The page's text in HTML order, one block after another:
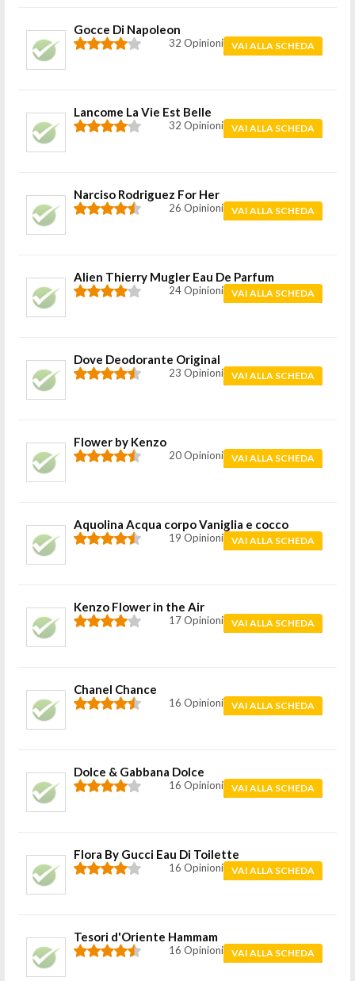
Gocce Di Napoleon
32 Opinioni VAI ALLA SCHEDA
Lancome La Vie Est Belle
32 Opinioni VAI ALLA SCHEDA
Narciso Rodriguez For Her
26 Opinioni VAI ALLA SCHEDA
Alien Thierry Mugler Eau De Parfum
24 Opinioni VAI ALLA SCHEDA
Dove Deodorante Original
23 Opinioni VAI ALLA SCHEDA
Flower by Kenzo
20 Opinioni VAI ALLA SCHEDA
Aquolina Acqua corpo Vaniglia e cocco
19 Opinioni VAI ALLA SCHEDA
Kenzo Flower in the Air
17 Opinioni VAI ALLA SCHEDA
Chanel Chance
16 Opinioni VAI ALLA SCHEDA
Dolce & Gabbana Dolce
16 Opinioni VAI ALLA SCHEDA
Flora By Gucci Eau Di Toilette
16 Opinioni VAI ALLA SCHEDA
Tesori d'Oriente Hammam
16 Opinioni VAI ALLA SCHEDA